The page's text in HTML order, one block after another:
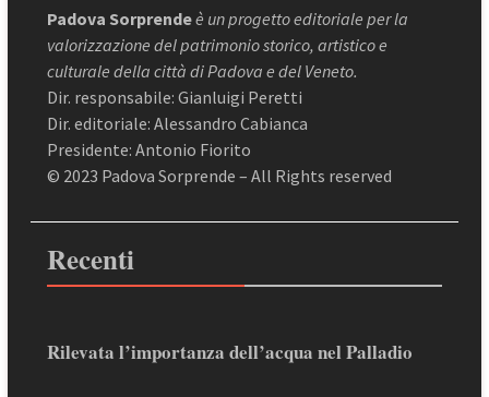
Padova Sorprendeè un progetto editoriale per la
valorizzazione del patrimonio storico, artistico e
culturale della città di Padova e del Veneto.
Dir. responsabile: Gianluigi Peretti
Dir. editoriale: Alessandro Cabianca
Presidente: Antonio Fiorito
© 2023 Padova Sorprende – All Rights reserved
Recenti
Rilevata l’importanza dell’acqua nel Palladio